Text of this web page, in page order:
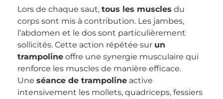
Lors de chaque saut, tous les muscles du
corps sont mis à contribution. Les jambes,
l’abdomen et le dos sont particulièrement
sollicités. Cette action répétée sur un
trampoline offre une synergie musculaire qui
renforce les muscles de manière efficace.
Une séance de trampoline active
intensivement les mollets, quadriceps, fessiers